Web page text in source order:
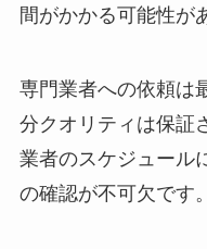
間がかかる可能性が
専門業者への依頼は
分クオリティは保証
業者のスケジュール
の確認が不可欠です。